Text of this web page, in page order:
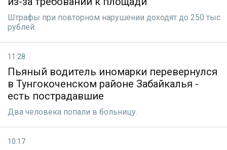
Штрафы при повторном нарушении доходят до 250 тыс.
рублей.
11:28
Пьяный водитель иномарки перевернулся
в Тунгокоченском районе Забайкалья -
есть пострадавшие
Два человека попали в больницу.
10:17